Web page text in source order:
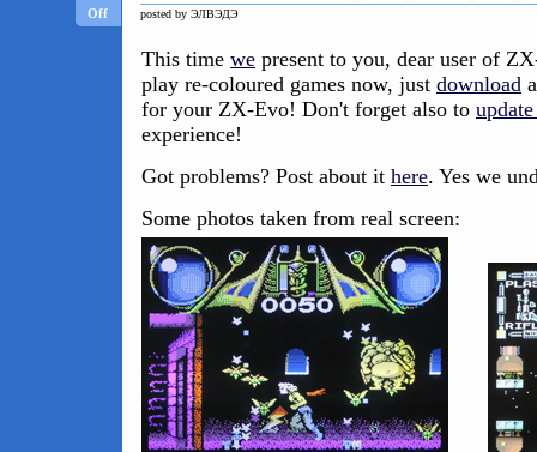
Off
posted by ЭЛВЭДЭ
This time we present to you, dear user of
play re-coloured games now, just download
for your ZX-Evo! Don't forget also to
experience!
Got problems? Post about it here. Yes we
Some photos taken from real screen: